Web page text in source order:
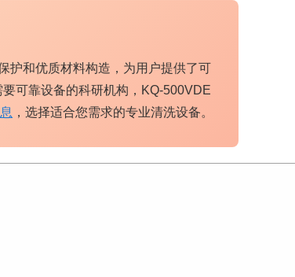
护和优质材料构造，为用户提供了可
可靠设备的科研机构，KQ-500VDE
，选择适合您需求的专业清洗设备。